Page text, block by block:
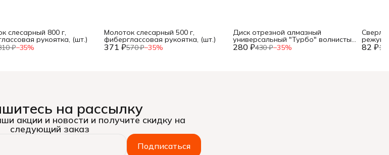
₽−35%
слесарный 800 г,
рукоятка, (шт.)
371 ₽570 ₽−35%
Молоток слесарный 500 г,
фиберглассовая рукоятка, (шт.)
280 ₽430 ₽−35%
Диск отрезной алмазный
универсальный "Турбо" волнистый
профиль, 125х22,2мм, (шт.) 82 ₽
Сверло
на рассылку
акции и новости и получите скидку на
следующий заказ
Подписаться